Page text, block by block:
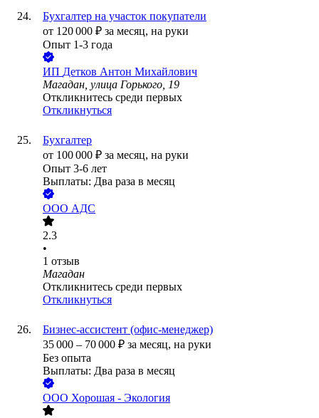
Бухгалтер на участок покупатели
от 120 000 ₽ за месяц, на руки
Опыт 1-3 года
ИП Детков Антон Михайлович
Магадан, улица Горького, 19
Откликнитесь среди первых
Откликнуться
Бухгалтер
от 100 000 ₽ за месяц, на руки
Опыт 3-6 лет
Выплаты: Два раза в месяц
ООО АДС
2.3
•
1 отзыв
Магадан
Откликнитесь среди первых
Откликнуться
Бизнес-ассистент (офис-менеджер)
35 000 – 70 000 ₽ за месяц, на руки
Без опыта
Выплаты: Два раза в месяц
ООО Хорошая - Экология